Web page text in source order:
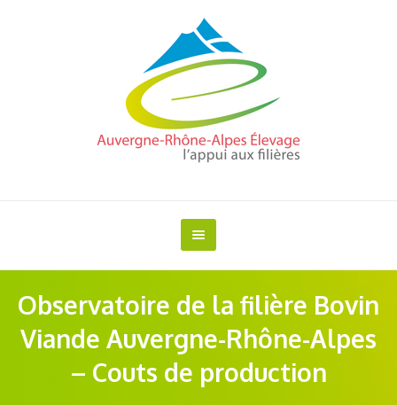
Observatoire de la filière Bovin
Viande Auvergne-Rhône-Alpes
– Couts de production